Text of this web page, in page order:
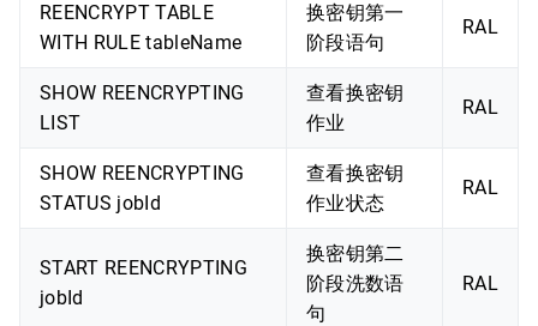
REENCRYPT TABLE
WITH RULE tableName
换密钥第一
阶段语句
RAL
SHOW REENCRYPTING
LIST
查看换密钥
作业
RAL
SHOW REENCRYPTING
STATUS jobId
查看换密钥
作业状态
RAL
START REENCRYPTING
jobId
换密钥第二
阶段洗数语
句
RAL